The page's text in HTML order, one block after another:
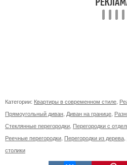
Категории: Квартиры в современном стиле
Прямоугольный диван Диван на границе
Стеклянные перегородки Перегородки с
Реечные перегородки Перегородки из дерева
столики